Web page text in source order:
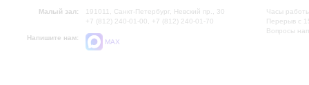
Малый зал:
191011, Санкт-Петербург, Невский пр., 30
+7 (812) 240-01-00, +7 (812) 240-01-70
Напишите нам:
MAX
Часы
Перерыв с
Вопросы